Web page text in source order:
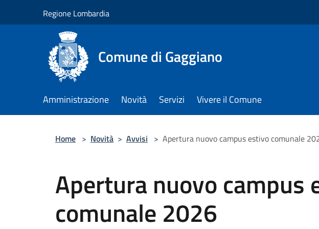
Regione Lombardia
Comune di Gaggiano
Amministrazione Novità Servizi Vivere il Comune
Home > Novità > Avvisi > Apertura nuovo campus estivo comunale
Apertura nuovo campus
comunale 2026